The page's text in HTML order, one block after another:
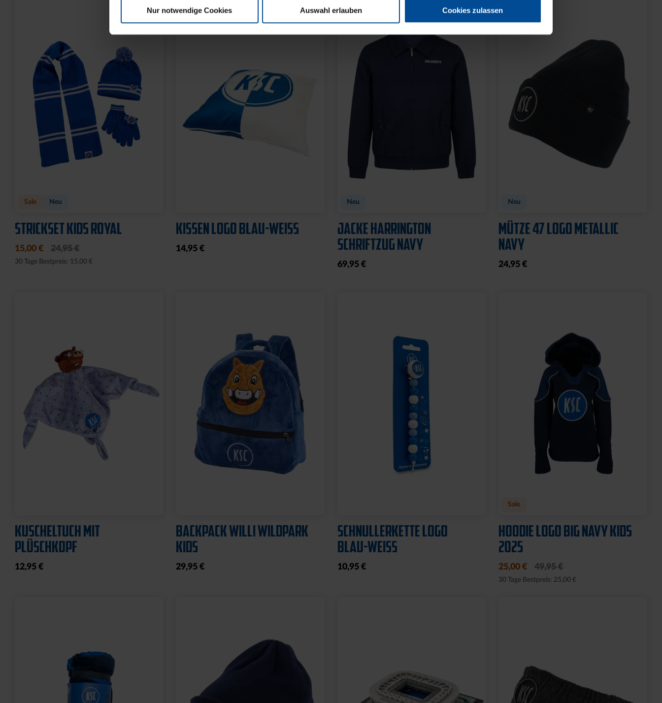
Nur notwendige Cookies Auswahl erlauben Cookies zulassen
Sale Neu
STRICKSET KIDS ROYAL
15,00 € 24,95 €
30 Tage Bestpreis: 15,00 €
KISSEN LOGO BLAU-WEISS
14,95 €
Neu
JACKE HARRINGTON
SCHRIFTZUG NAVY
69,95 €
Neu
MÜTZE 47 LOGO METALLIC
NAVY
24,95 €
KUSCHELTUCH MIT
PLÜSCHKOPF
12,95 €
BACKPACK WILLI WILDPARK
KIDS
29,95 €
SCHNULLERKETTE LOGO
BLAU-WEISS
10,95 €
Sale
HOODIE LOGO BIG NAVY KIDS
2025
25,00 € 49,95 €
30 Tage Bestpreis: 25,00 €